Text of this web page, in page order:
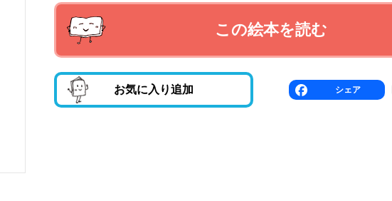
この絵本を読む
お気に入り追加 シェア